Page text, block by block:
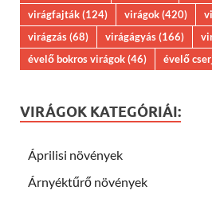
virágfajták(124) virágok(420)
virágzás(68) virágágyás(166)
évelő bokros virágok(46) évelő
VIRÁGOK KATEGÓRIÁI:
Áprilisi növények
Árnyéktűrő növények